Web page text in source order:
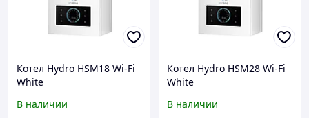
Котел Hydro HSM18 Wi-Fi
White
В наличии
Котел Hydro HSM28 Wi-Fi
White
В наличии